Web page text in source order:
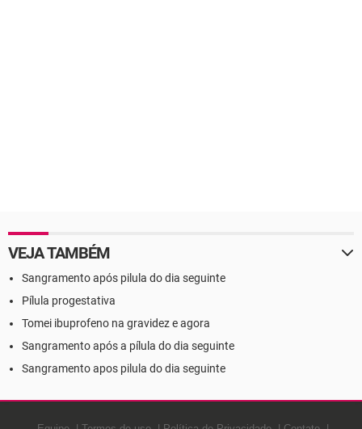
VEJA TAMBÉM
Sangramento após pilula do dia seguinte
Pílula progestativa
Tomei ibuprofeno na gravidez e agora
Sangramento após a pílula do dia seguinte
Sangramento apos pilula do dia seguinte